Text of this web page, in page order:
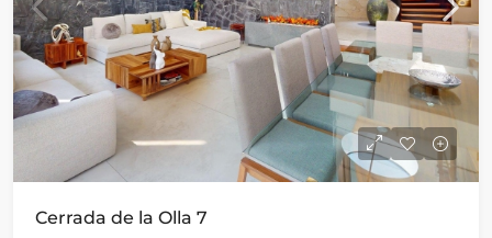
Cerrada de la Olla 7